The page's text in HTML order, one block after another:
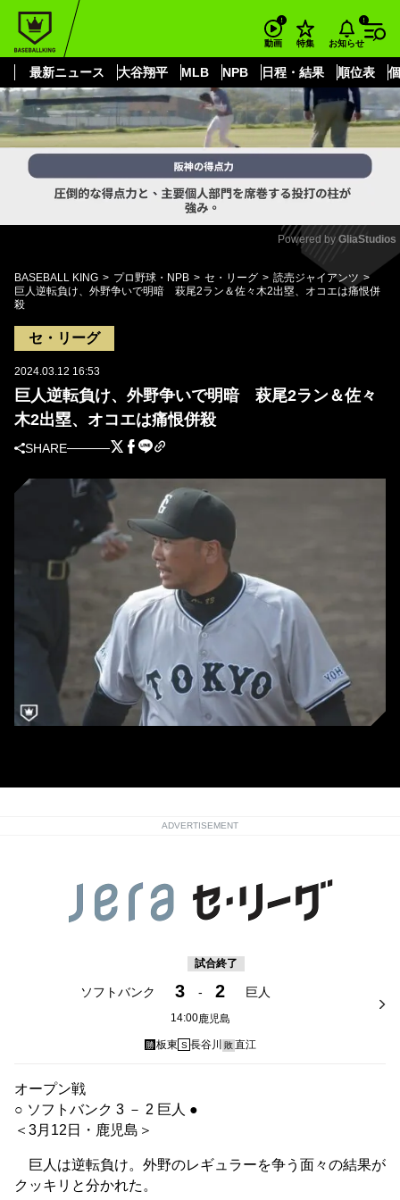
動画 特集 お知らせ
最新ニュース 大谷翔平 MLB NPB 日程・結果 順位表
もっと見る
Mute
Powered by GliaStudios
BASEBALL KING プロ野球・NPB セ・リーグ
読売ジャイアンツ
巨人逆転負け、外野争いで明暗 萩尾2ラン＆佐々木2出塁、オコエは痛恨併
殺
セ・リーグ
2024.03.12 16:53
巨人逆転負け、外野争いで明暗 萩尾2ラン＆佐々
木2出塁、オコエは痛恨併殺
SHARE
ADVERTISEMENT
試合終了
ソフトバンク 3 - 2 巨人
14:00鹿児島
勝板東 S 長谷川 敗直江
オープン戦
○ ソフトバンク 3 － 2 巨人 ●
＜3月12日・鹿児島＞
巨人は逆転負け。外野のレギュラーを争う面々の結果が
クッキリと分かれた。